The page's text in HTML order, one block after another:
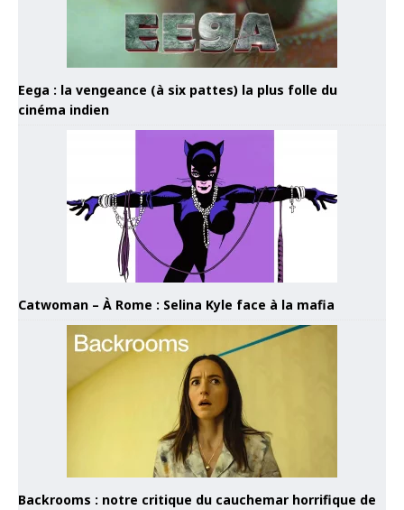
Eega : la vengeance (à six pattes) la plus folle du
cinéma indien
Catwoman – À Rome : Selina Kyle face à la mafia
Backrooms : notre critique du cauchemar horrifique de